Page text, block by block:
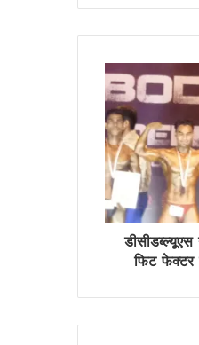
डीसीडब्ल्यूएस
फिट फेक्टर